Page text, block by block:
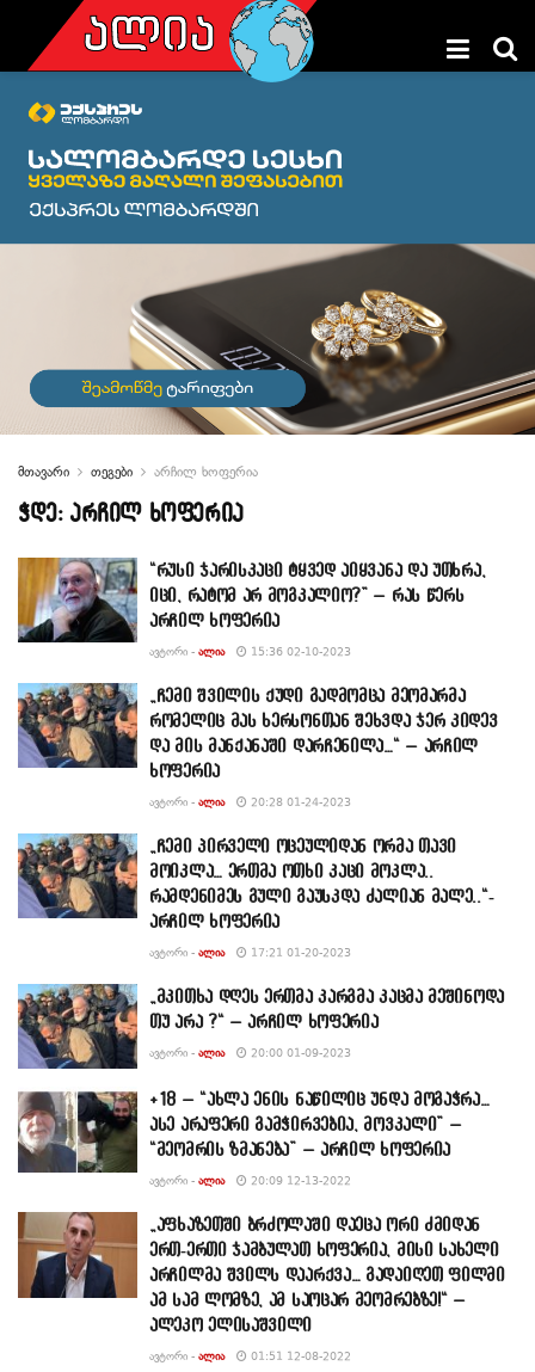
მთავარი თეგები არჩილ ხოფერია
ჭდე: არჩილ ხოფერია
“რუსი ჯარისკაცი ტყვედ აიყვანა და უთხრა,
იცი, რატომ არ მოგკალიო?” – რას წერს
არჩილ ხოფერია
ᲐᲕᲢᲝᲠᲘ - ᲐᲚᲘᲐ 15:36 02-10-2023
„ჩემი შვილის ქუდი გადმომცა მეომარმა
რომელიც მას ხერსონთან შეხვდა ჯერ კიდევ
და მის მანქანაში დარჩენილა…“ – არჩილ
ხოფერია
ᲐᲕᲢᲝᲠᲘ - ᲐᲚᲘᲐ 20:28 01-24-2023
„ჩემი პირველი ოცეულიდან ორმა თავი
მოიკლა… ერთმა ოთხი კაცი მოკლა..
რამდენიმეს გული გაუსკდა ძალიან მალე..“-
არჩილ ხოფერია
ᲐᲕᲢᲝᲠᲘ - ᲐᲚᲘᲐ 17:21 01-20-2023
„მკითხა დღეს ერთმა კარგმა კაცმა მეშინოდა
თუ არა ?“ – არჩილ ხოფერია
ᲐᲕᲢᲝᲠᲘ - ᲐᲚᲘᲐ 20:00 01-09-2023
+18 – “ახლა ენის ნაწილიც უნდა მოგაჭრა…
ასე არაფერი გამჭირვებია, მოვკალი” –
“მეომრის ზმანება” – არჩილ ხოფერია
ᲐᲕᲢᲝᲠᲘ - ᲐᲚᲘᲐ 20:09 12-13-2022
„აფხაზეთში ბრძოლაში დაეცა ორი ძმიდან
ერთ-ერთი ჯამბულათ ხოფერია, მისი სახელი
არჩილმა შვილს დაარქვა… გადაიღეთ ფილმი
ამ სამ ლომზე, ამ საოცარ მეომრებზე!“ –
ალეკო ელისაშვილი
ᲐᲕᲢᲝᲠᲘ - ᲐᲚᲘᲐ 01:51 12-08-2022